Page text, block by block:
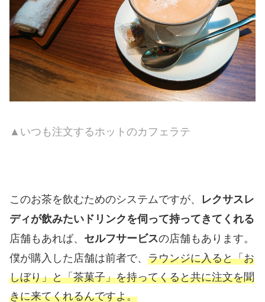
▲いつも注文するホットのカフェラテ
このお茶を飲むためのシステムですが、 レクサスレ
ディが飲みたいドリンクを伺って持ってきてくれる
店舗もあれば、 セルフサービスの店舗もあります。
僕が購入した店舗は前者で、 ラウンジに入ると「お
しぼり」と「茶菓子」を持ってくると共に注文を聞
きに来てくれるんですよ。